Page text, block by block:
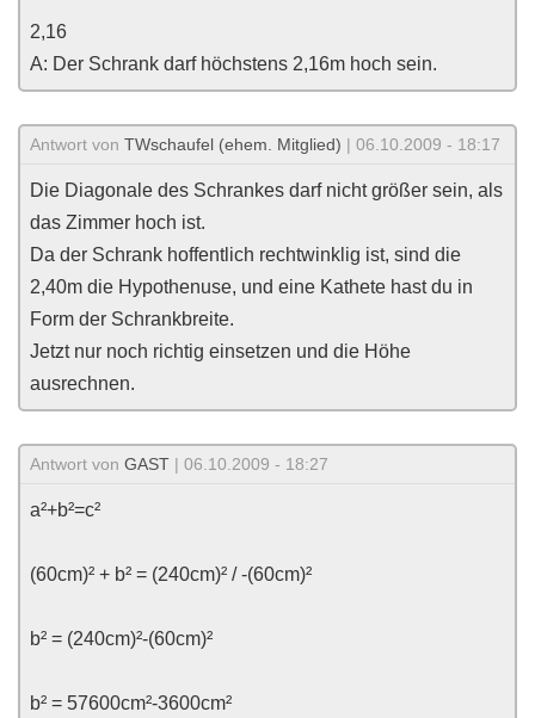
2,16
A: Der Schrank darf höchstens 2,16m hoch sein.
Antwort von TWschaufel (ehem. Mitglied) | 06.10.2009 - 18:17
Die Diagonale des Schrankes darf nicht größer sein, als
das Zimmer hoch ist.
Da der Schrank hoffentlich rechtwinklig ist, sind die
2,40m die Hypothenuse, und eine Kathete hast du in
Form der Schrankbreite.
Jetzt nur noch richtig einsetzen und die Höhe
ausrechnen.
Antwort von GAST | 06.10.2009 - 18:27
a²+b²=c²
(60cm)² + b² = (240cm)² / -(60cm)²
b² = (240cm)²-(60cm)²
b² = 57600cm²-3600cm²